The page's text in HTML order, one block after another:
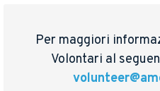
Per maggiori
Volontari al